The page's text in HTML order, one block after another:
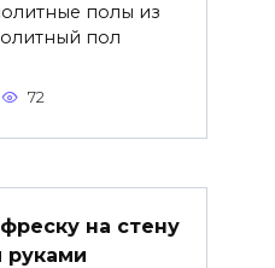
полы из
пол
72
на стену
руками